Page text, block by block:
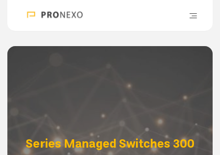
300 Series Managed Switches